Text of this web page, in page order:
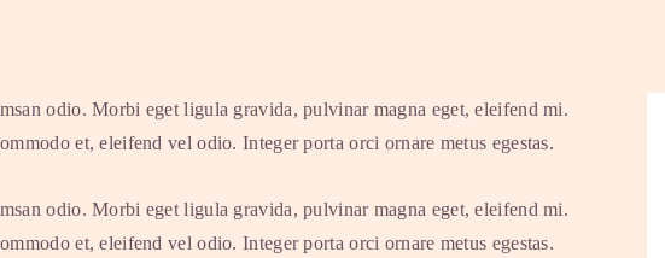
odio. Morbi eget ligula gravida, pulvinar magna eget, eleifend mi.
et, eleifend vel odio. Integer porta orci ornare metus egestas.
odio. Morbi eget ligula gravida, pulvinar magna eget, eleifend mi.
et, eleifend vel odio. Integer porta orci ornare metus egestas.